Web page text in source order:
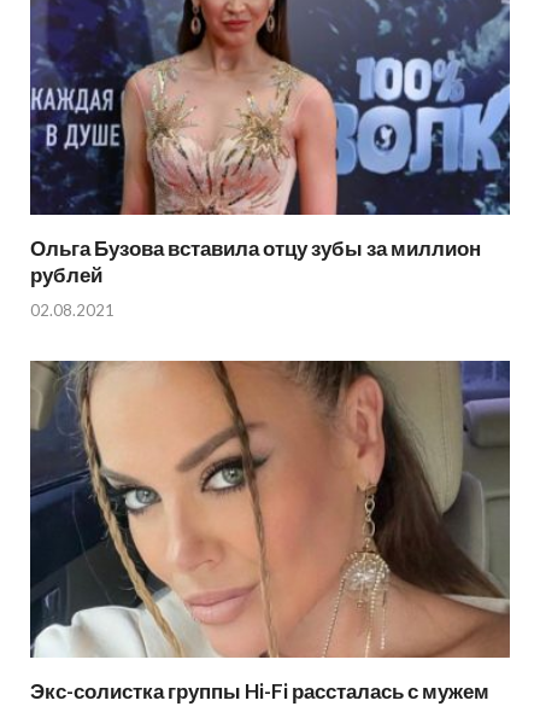
Ольга Бузова вставила отцу зубы за миллион
рублей
02.08.2021
Экс-солистка группы Hi-Fi рассталась с мужем